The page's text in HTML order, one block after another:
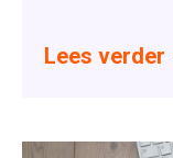
Lees verder